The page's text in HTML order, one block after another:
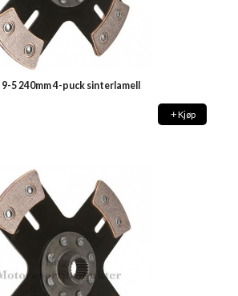
5 240mm 4-puck sinterlamell
Kjøp